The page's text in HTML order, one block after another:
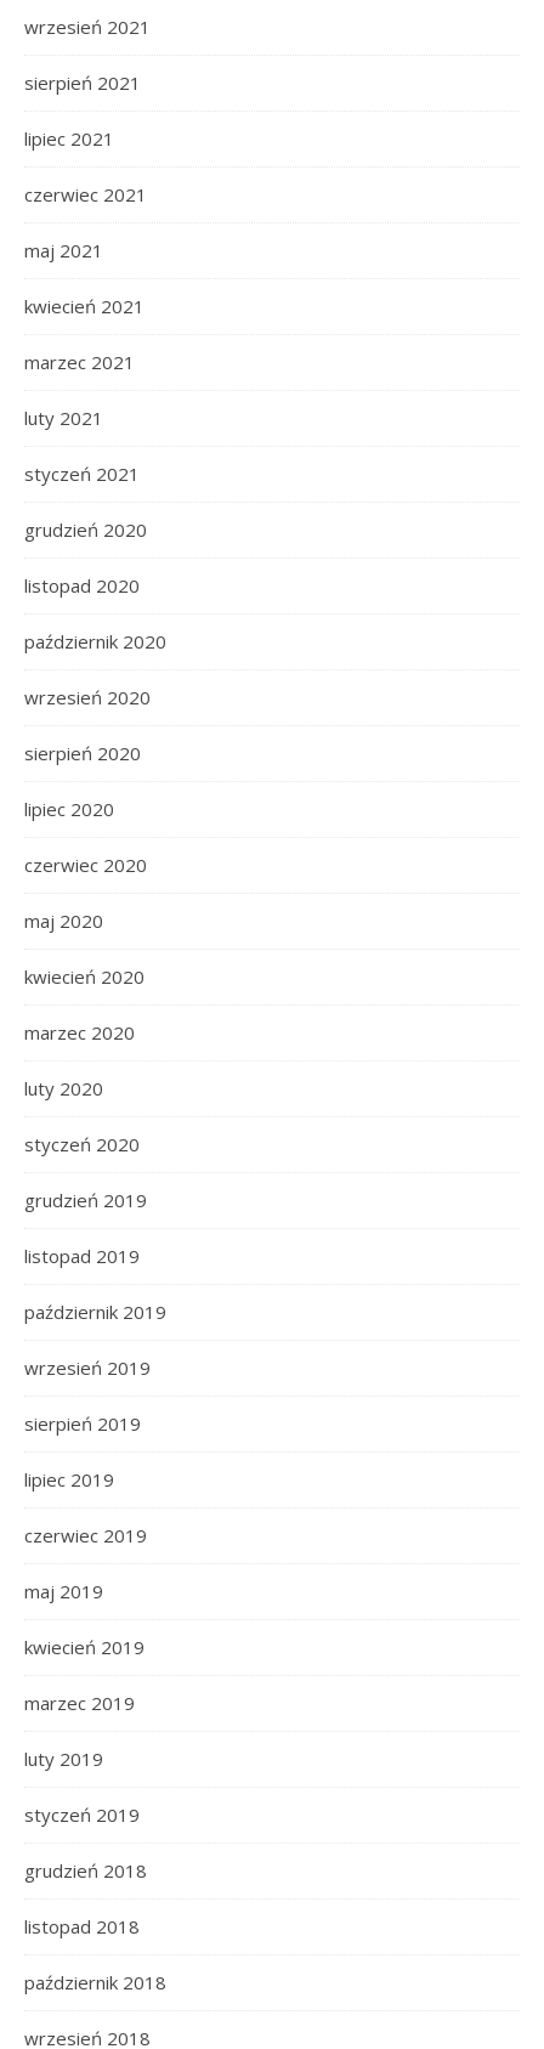
wrzesień 2021
sierpień 2021
lipiec 2021
czerwiec 2021
maj 2021
kwiecień 2021
marzec 2021
luty 2021
styczeń 2021
grudzień 2020
listopad 2020
październik 2020
wrzesień 2020
sierpień 2020
lipiec 2020
czerwiec 2020
maj 2020
kwiecień 2020
marzec 2020
luty 2020
styczeń 2020
grudzień 2019
listopad 2019
październik 2019
wrzesień 2019
sierpień 2019
lipiec 2019
czerwiec 2019
maj 2019
kwiecień 2019
marzec 2019
luty 2019
styczeń 2019
grudzień 2018
listopad 2018
październik 2018
wrzesień 2018